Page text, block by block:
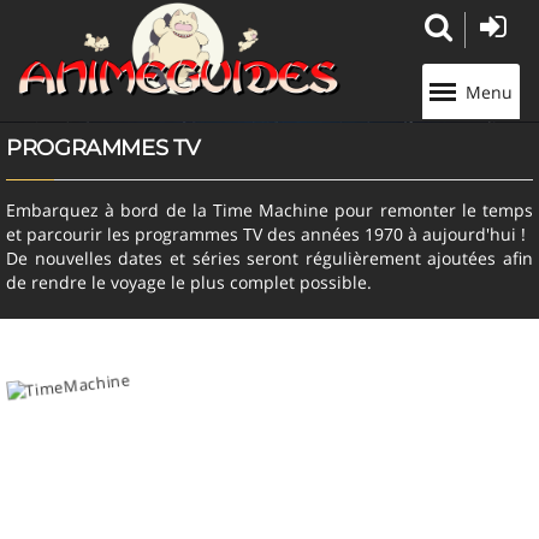
Menu
PROGRAMMES TV
Embarquez à bord de la Time Machine pour remonter le temps
et parcourir les programmes TV des années 1970 à aujourd'hui !
De nouvelles dates et séries seront régulièrement ajoutées afin
de rendre le voyage le plus complet possible.
Panneau de gestion des cookies